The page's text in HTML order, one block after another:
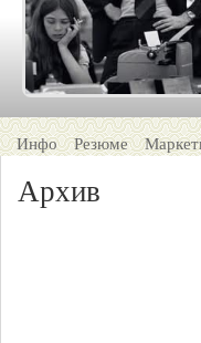
Инфо Резюме
Архив